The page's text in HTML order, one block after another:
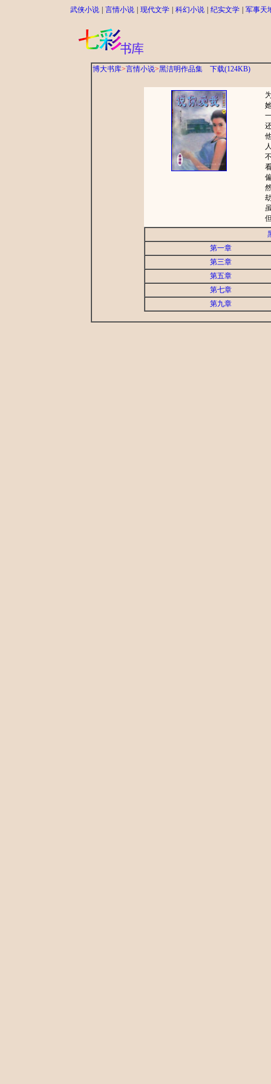
武侠小说 言情小说 现代文学 科幻小说 纪实文学 军事天
博大书库>言情小说>黑洁明作品集 下载(124KB)
为
她
一
还
他
人
不
看
偏
然
劫
虽
但
第一章
第三章
第五章
第七章
第九章